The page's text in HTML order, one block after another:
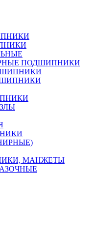
ПОДШИПНИКИ
МАНЖЕТЫ